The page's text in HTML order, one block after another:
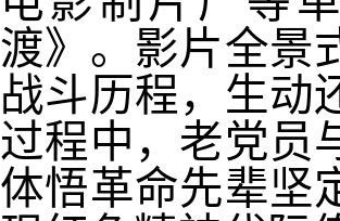
渡》。影片全景
战斗历程，生动
过程中，老党员
体悟革命先辈坚